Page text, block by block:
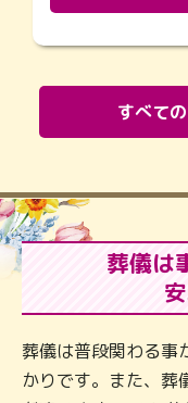
すべて
葬儀は
葬儀は普段関わる事
かりです。また、葬